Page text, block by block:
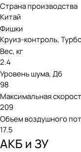
Страна производства
Китай
Фишки
Круиз-контроль,
Вес, кг
2.4
Уровень шума, Дб
98
Максимальная
209
Объем воздушного
17.5
АКБ и ЗУ